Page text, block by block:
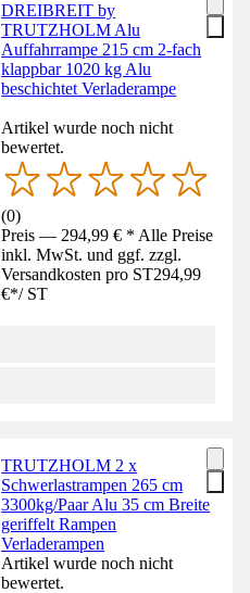
DREIBREIT by
TRUTZHOLM Alu
Auffahrrampe 215 cm 2-fach
klappbar 1020 kg Alu
beschichtet Verladerampe
Artikel wurde noch nicht
bewertet.
(0)
Preis — 294,99 € * Alle Preise
inkl. MwSt. und ggf. zzgl.
Versandkosten pro ST294,99
€*/ ST
TRUTZHOLM 2 x
Schwerlastrampen 265 cm
3300kg/Paar Alu 35 cm Breite
geriffelt Rampen
Verladerampen
Artikel wurde noch nicht
bewertet.